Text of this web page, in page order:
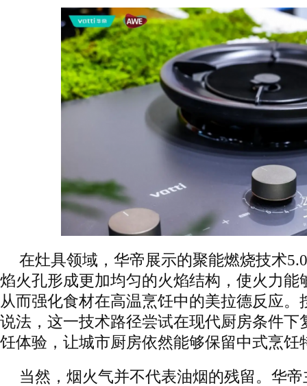
在灶具领域，华帝展示的聚能燃烧技术
焰火孔形成更加均匀的火焰结构，使火力能
从而强化食材在高温烹饪中的美拉德反应。
说法，这一技术路径尝试在现代厨房条件下
饪体验，让城市厨房依然能够保留中式烹饪
当然，烟火气并不代表油烟的残留。华